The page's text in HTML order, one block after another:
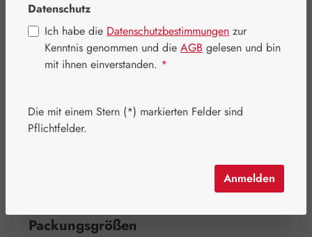
Regulärer Preis:
57,10 €
Inhalt:0.058 Kilogramm
Packungsgrößen
Datenschutz
Ich habe die Datenschutzbestimmungen zur
Kenntnis genommen und die AGB gelesen und bin
mit ihnen einverstanden. *
Die mit einem Stern (*) markierten Felder sind
Pflichtfelder.
Anmelden